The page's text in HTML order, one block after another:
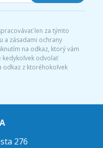
len za týmto
a zásadami ochrany
na odkaz, ktorý vám
kedykoľvek odvolať
odkaz z ktoréhokoľvek
276